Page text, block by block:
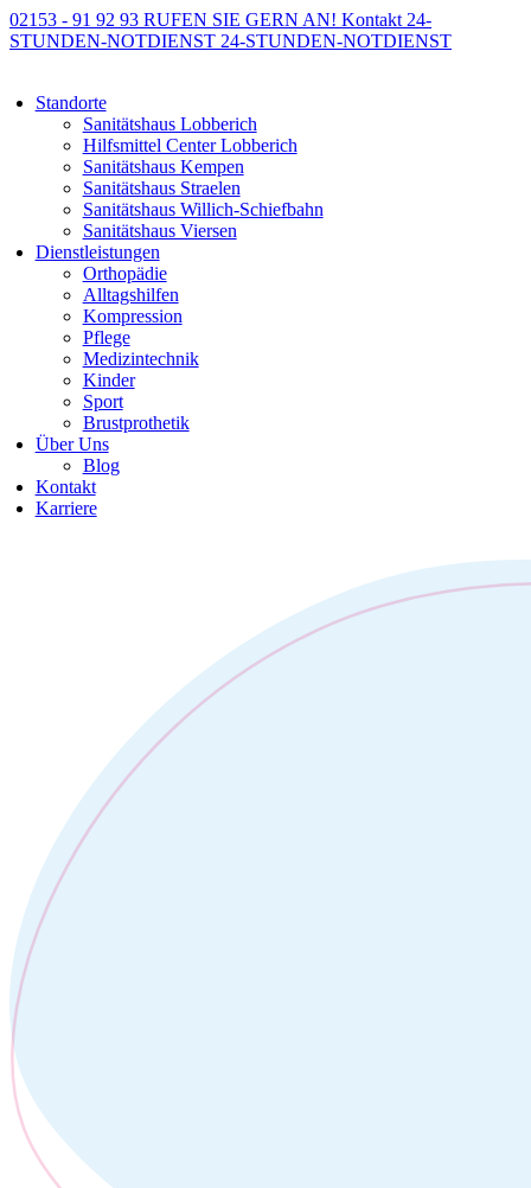
02153 - 91 92 93 RUFEN SIE GERN AN! Kontakt 24-
STUNDEN-NOTDIENST 24-STUNDEN-NOTDIENST
Standorte
Sanitätshaus Lobberich
Hilfsmittel Center Lobberich
Sanitätshaus Kempen
Sanitätshaus Straelen
Sanitätshaus Willich-Schiefbahn
Sanitätshaus Viersen
Dienstleistungen
Orthopädie
Alltagshilfen
Kompression
Pflege
Medizintechnik
Kinder
Sport
Brustprothetik
Über Uns
Blog
Kontakt
Karriere